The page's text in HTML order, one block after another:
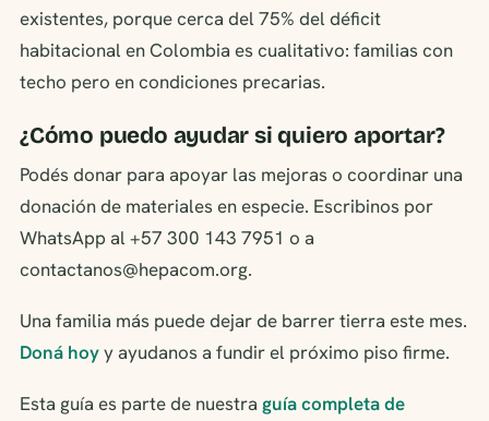
existentes, porque cerca del 75% del déficit
habitacional en Colombia es cualitativo: familias con
techo pero en condiciones precarias.
¿Cómo puedo ayudar si quiero aportar?
Podés donar para apoyar las mejoras o coordinar una
donación de materiales en especie. Escribinos por
WhatsApp al +57 300 143 7951 o a
contactanos@hepacom.org.
Una familia más puede dejar de barrer tierra este mes.
Doná hoyy ayudanos a fundir el próximo piso firme.
Esta guía es parte de nuestra guía completa de